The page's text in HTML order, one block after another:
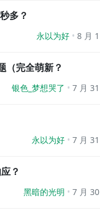
多？
永以为好 8 月
完全萌新？
银色_梦想哭了 7 月
永以为好 7 月
？
黑暗的光明 7 月